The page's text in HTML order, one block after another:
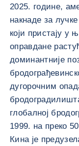
2025. године,
накнаде за
који пристају у
оправдане
доминантније
дугорочним
глобалној
1999. на преко
Кина је